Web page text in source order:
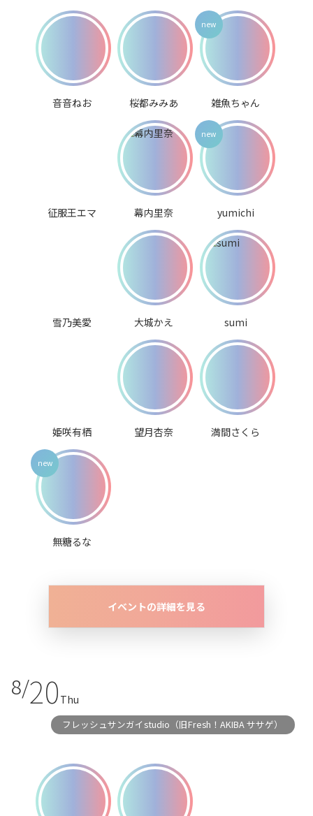
音音ねお 桜都みみあ 雑魚ちゃん
征服王エマ 幕内里奈 yumichi
雪乃美愛 大城かえ sumi
姫咲有栖 望月杏奈 満間さくら
無糖るな
イベントの詳細を見る
8/20 Thu
フレッシュサンガイstudio（旧Fresh！AKIBA ササゲ）